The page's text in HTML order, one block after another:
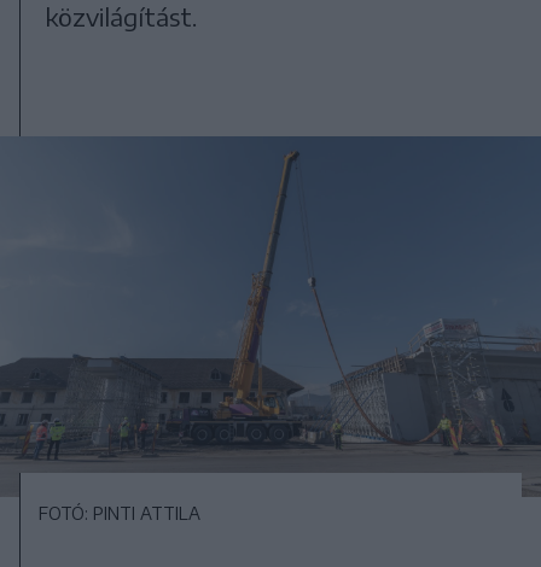
közvilágítást.
FOTÓ: PINTI ATTILA